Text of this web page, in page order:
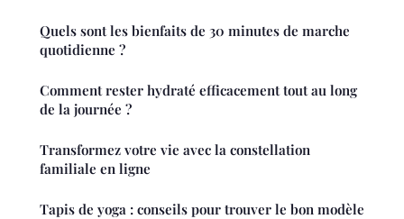
Quels sont les bienfaits de 30 minutes de marche
quotidienne ?
Comment rester hydraté efficacement tout au long
de la journée ?
Transformez votre vie avec la constellation
familiale en ligne
Tapis de yoga : conseils pour trouver le bon modèle